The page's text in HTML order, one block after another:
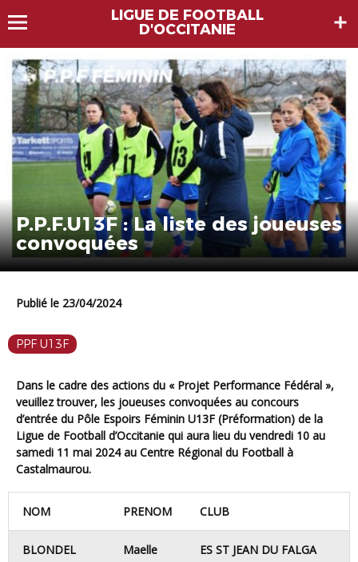
LIGUE DE FOOTBALL
D'OCCITANIE
P.P.F.U13F : La liste des joueuses
convoquées
Publié le 23/04/2024
PPF U13F
Dans le cadre des actions du « Projet Performance Fédéral »,
veuillez trouver, les joueuses convoquées au concours
d’entrée du Pôle Espoirs Féminin U13F (Préformation) de la
Ligue de Football d’Occitanie qui aura lieu du vendredi 10 au
samedi 11 mai 2024 au Centre Régional du Football à
Castalmaurou.
NOM PRENOM CLUB
BLONDEL Maelle ES ST JEAN DU FALGA